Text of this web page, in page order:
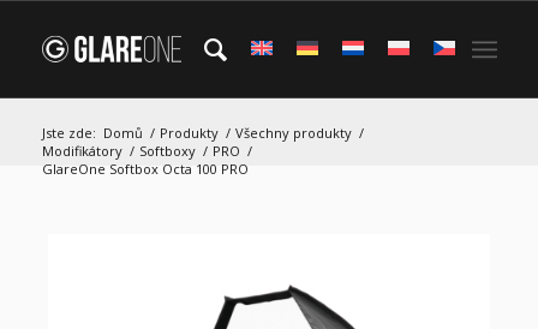
Jste zde: Domů / Produkty / Všechny produkty /
Modifikátory / Softboxy / PRO /
GlareOne Softbox Octa 100 PRO